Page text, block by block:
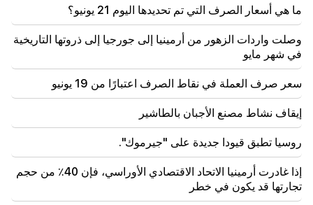
14:34
يمكن لتركيا نقل الصواريخ الباليستية الأمريكية إلى أوكرانيا.
الكميات معروفة
علم التنجيم التارو. لمن تعد البطاقات بالنجاح والتغيير
والفرص الجديدة
اجمع الماء. لن يكون هناك ماء لفترة طويلة
ما هي أسعار الصرف التي تم تحديدها اليوم 21 يونيو؟
وصلت واردات الزهور من أرمينيا إلى جورجيا إلى ذروتها التاريخية
في شهر مايو
سعر صرف العملة في نقاط الصرف اعتبارًا من 19 يونيو
إيقاف نشاط مصنع الأجبان بالطاشير
روسيا تطبق قيودا جديدة على "جيرموك".
إذا غادرت أرمينيا الاتحاد الاقتصادي الأوراسي، فإن 40٪ من حجم
تجارتها قد يكون في خطر